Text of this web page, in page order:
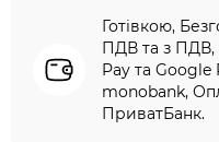
Готівкою,
ПДВ та з ПДВ,
Pay та
monobank,
ПриватБанк.